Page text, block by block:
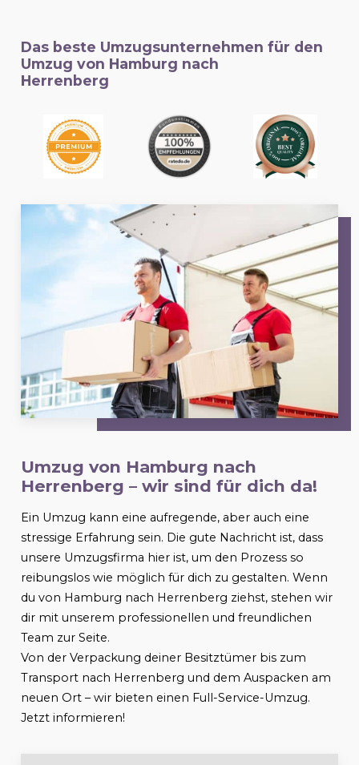
Das beste Umzugsunternehmen für den
Umzug von Hamburg nach
Herrenberg
Umzug von Hamburg nach
Herrenberg – wir sind für dich da!
Ein Umzug kann eine aufregende, aber auch eine
stressige Erfahrung sein. Die gute Nachricht ist, dass
unsere Umzugsfirma hier ist, um den Prozess so
reibungslos wie möglich für dich zu gestalten. Wenn
du von Hamburg nach Herrenberg ziehst, stehen wir
dir mit unserem professionellen und freundlichen
Team zur Seite.
Von der Verpackung deiner Besitztümer bis zum
Transport nach Herrenberg und dem Auspacken am
neuen Ort – wir bieten einen Full-Service-Umzug.
Jetzt informieren!